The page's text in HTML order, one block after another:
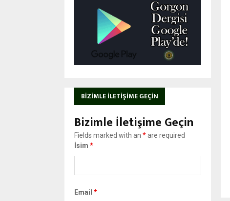
BIZIMLE İLETIŞIME GEÇIN
Bizimle İletişime Geçin
Fields marked with an *are required
İsim *
Email *